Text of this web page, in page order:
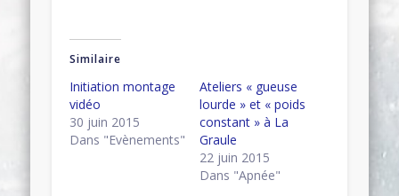
Similaire
Initiation montage
vidéo
30 juin 2015
Dans "Evènements"
Ateliers « gueuse
lourde » et « poids
constant » à La
Graule
22 juin 2015
Dans "Apnée"